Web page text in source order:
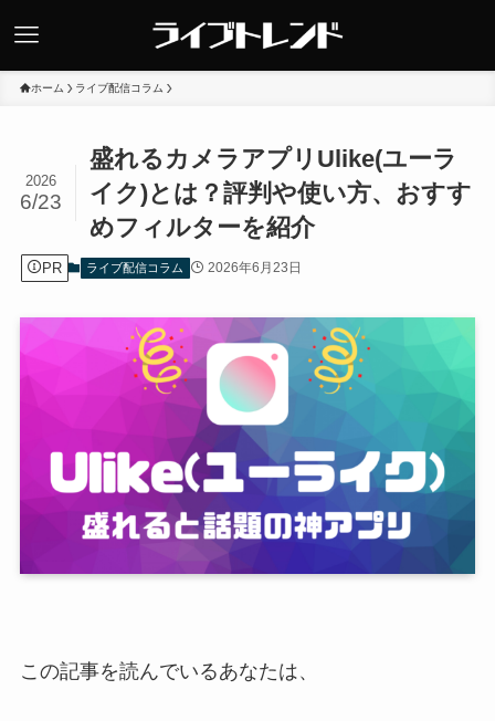
ホーム ライブ配信コラム
盛れるカメラアプリUlike(ユーラ
イク)とは？評判や使い方、おすす
めフィルターを紹介
2026
6/23
PR ライブ配信コラム 2026年6月23日
この記事を読んでいるあなたは、